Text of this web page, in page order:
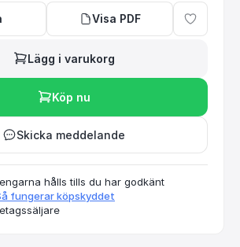
Visa PDF
Lägg i varukorg
Köp nu
Skicka meddelande
hålls tills du har godkänt
fungerar köpskyddet